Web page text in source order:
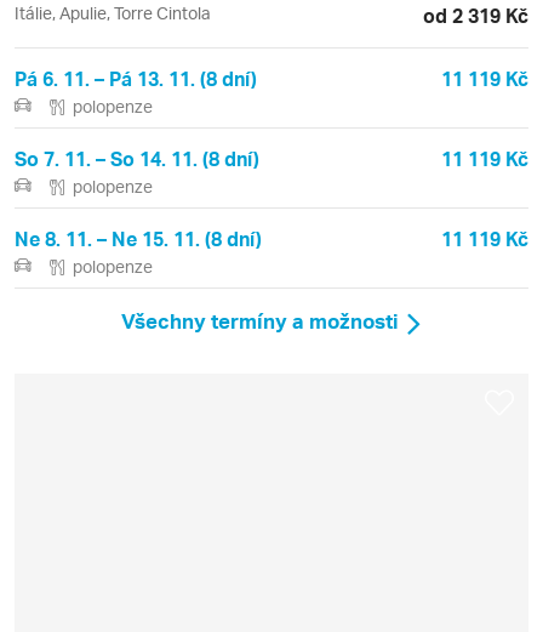
Itálie, Apulie, Torre Cintola od 2 319 Kč
Pá 6. 11. – Pá 13. 11. (8 dní) 11 119 Kč
polopenze
So 7. 11. – So 14. 11. (8 dní) 11 119 Kč
polopenze
Ne 8. 11. – Ne 15. 11. (8 dní) 11 119 Kč
polopenze
Všechny termíny a možnosti